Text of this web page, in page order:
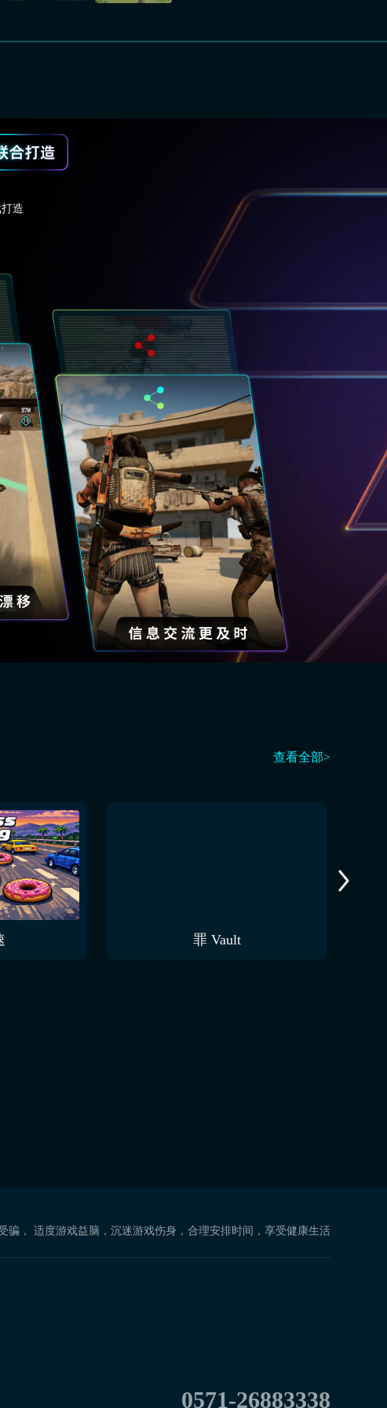
造
查看全部>
罪 Vault
， 适度游戏益脑，沉迷游戏伤身，合理安排时间，享受健康生活
0571-26883338